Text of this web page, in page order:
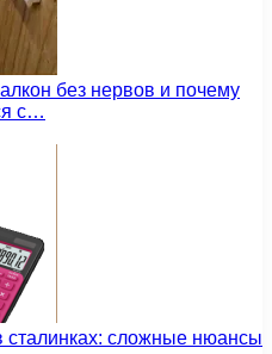
без нервов и почему
с…
сталинках: сложные нюансы